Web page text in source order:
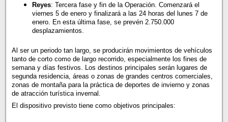
Reyes: Tercera fase y fin de la Operación. Comenzará el
viernes 5 de enero y finalizará a las 24 horas del lunes 7 de
enero. En esta última fase, se prevén 2.750.000
desplazamientos.
Al ser un periodo tan largo, se producirán movimientos de vehículos
tanto de corto como de largo recorrido, especialmente los fines de
semana y días festivos. Los destinos principales serán lugares de
segunda residencia, áreas o zonas de grandes centros comerciales,
zonas de montaña para la práctica de deportes de invierno y zonas
de atracción turística invernal.
El dispositivo previsto tiene como objetivos principales: